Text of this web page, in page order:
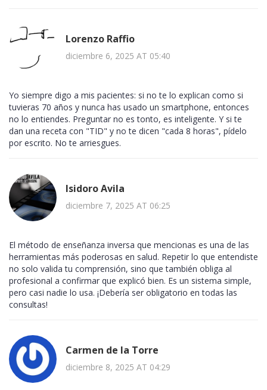
Lorenzo Raffio
diciembre 6, 2025 AT 05:40
Yo siempre digo a mis pacientes: si no te lo explican como si
tuvieras 70 años y nunca has usado un smartphone, entonces
no lo entiendes. Preguntar no es tonto, es inteligente. Y si te
dan una receta con "TID" y no te dicen "cada 8 horas", pídelo
por escrito. No te arriesgues.
Isidoro Avila
diciembre 7, 2025 AT 06:25
El método de enseñanza inversa que mencionas es una de las
herramientas más poderosas en salud. Repetir lo que entendiste
no solo valida tu comprensión, sino que también obliga al
profesional a confirmar que explicó bien. Es un sistema simple,
pero casi nadie lo usa. ¡Debería ser obligatorio en todas las
consultas!
Carmen de la Torre
diciembre 8, 2025 AT 04:29